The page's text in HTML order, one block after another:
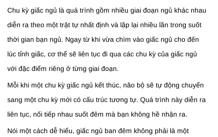
Chu kỳ giấc ngủ là quá trình gồm nhiều giai đoạn ngủ khác nhau
diễn ra theo một trật tự nhất định và lặp lại nhiều lần trong suốt
thời gian bạn ngủ. Ngay từ khi vừa chìm vào giấc ngủ cho đến
lúc tỉnh giấc, cơ thể sẽ liên tục đi qua các chu kỳ của giấc ngủ
với đặc điểm riêng ở từng giai đoạn.
Mỗi khi một chu kỳ giấc ngủ kết thúc, não bộ sẽ tự động chuyển
sang một chu kỳ mới có cấu trúc tương tự. Quá trình này diễn ra
liên tục, nối tiếp nhau suốt đêm mà bạn không hề nhận ra.
Nói một cách dễ hiểu, giấc ngủ ban đêm không phải là một